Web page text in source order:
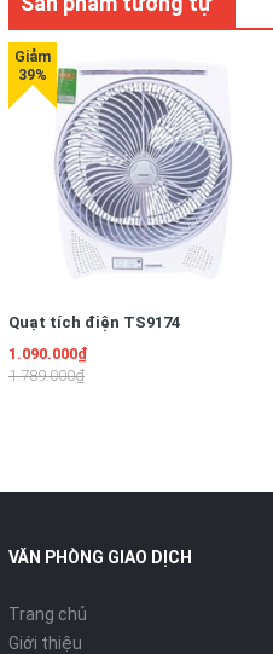
Quạt tích điện TS9174
1.090.000₫
1.789.000₫
VĂN PHÒNG GIAO DỊCH
Trang chủ
Giới thiệu